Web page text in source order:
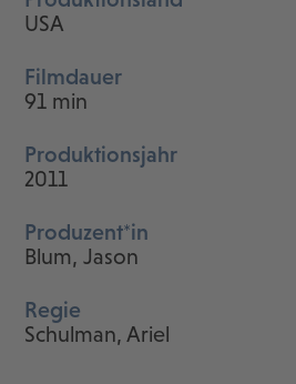
USA
Filmdauer
91 min
Produktionsjahr
2011
Produzent*in
Blum, Jason
Regie
Schulman, Ariel